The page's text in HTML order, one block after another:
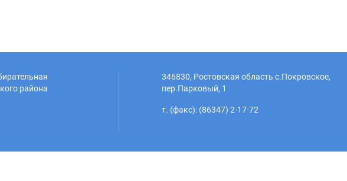
района
346830, Ростовская область с.Покровское,
пер.Парковый, 1
т. (факс): (86347) 2-17-72